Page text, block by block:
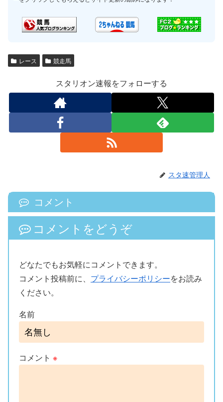
レース 競走馬
スタリオン速報をフォローする
スタ速管理人
コメント
コメントをどうぞ
どなたでもお気軽にコメントできます。
コメント投稿前に、 プライバシーポリシーをお読み
ください。
名前
コメント ※